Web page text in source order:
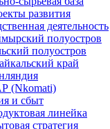
развития
деятельность
полуостров
полуостров
край
(Nkomati)
и сбыт
линейка
стратегия